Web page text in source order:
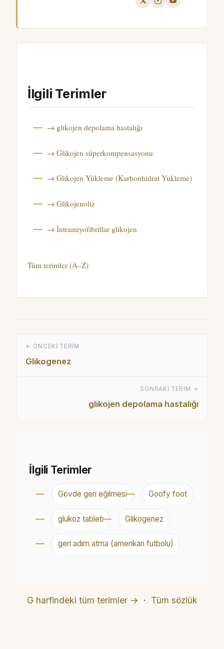
İlgili Terimler
→ glikojen depolama hastalığı
→ Glikojen süperkompensasyonu
→ Glikojen Yükleme (Karbonhidrat Yükleme)
→ Glikojenoliz
→ İntramiyofibrillar glikojen
Tüm terimler (A–Z)
← ÖNCEKI TERIM
Glikogenez
SONRAKI TERIM →
glikojen depolama hastalığı
İlgili Terimler
Gövde geri eğilmesi Goofy foot
glukoz tableti Glikogenez
geri adım atma (amerikan futbolu)
G harfindeki tüm terimler → · Tüm sözlük